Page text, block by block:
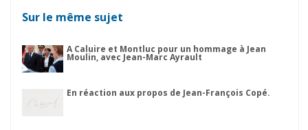
Sur le même sujet
A Caluire et Montluc pour un hommage à Jean
Moulin, avec Jean-Marc Ayrault
En réaction aux propos de Jean-François Copé.